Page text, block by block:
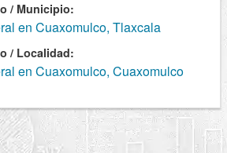
/ Municipio:
en Cuaxomulco, Tlaxcala
/ Localidad:
en Cuaxomulco, Cuaxomulco